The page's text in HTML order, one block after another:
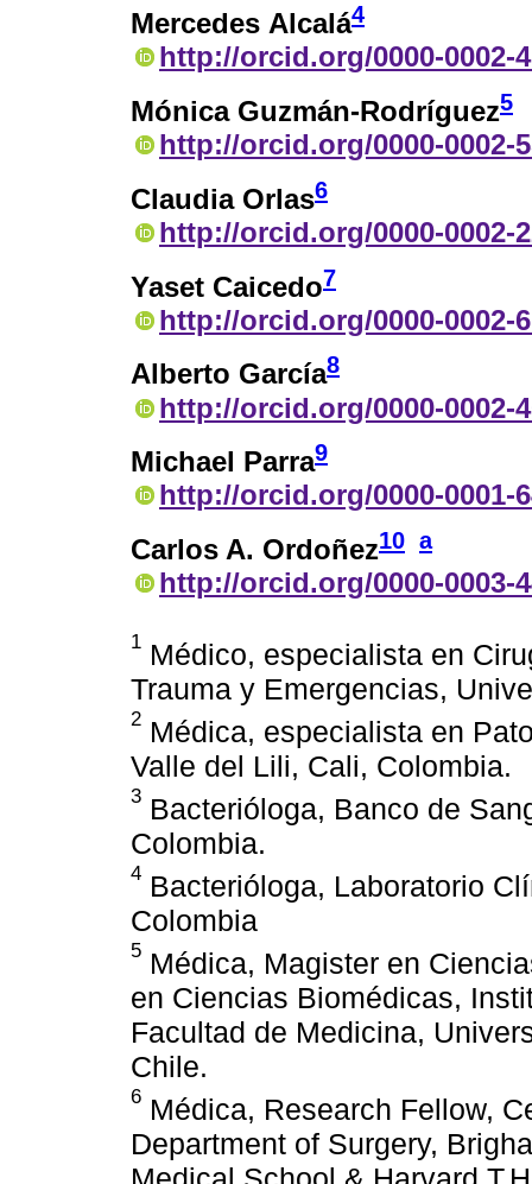
Mercedes Alcalá4
http://orcid.org/0000-0002-
Mónica Guzmán-Rodríguez5
http://orcid.org/0000-0002-
Claudia Orlas6
http://orcid.org/0000-0002-
Yaset Caicedo7
http://orcid.org/0000-0002-
Alberto García8
http://orcid.org/0000-0002-
Michael Parra9
http://orcid.org/0000-0001-
Carlos A. Ordoñez10 a
http://orcid.org/0000-0003-
1 Médico, especialista en
Trauma y Emergencias,
2 Médica, especialista en
Valle del Lili, Cali, Colombia.
3 Bacterióloga, Banco de
Colombia.
4 Bacterióloga, Laboratorio
Colombia
5 Médica, Magister en
en Ciencias Biomédicas,
Facultad de Medicina,
Chile.
6 Médica, Research Fellow,
Department of Surgery,